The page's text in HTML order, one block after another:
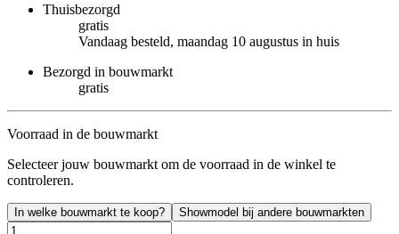
Thuisbezorgd
gratis
Vandaag besteld, maandag 10 augustus in huis
Bezorgd in bouwmarkt
gratis
Voorraad in de bouwmarkt
Selecteer jouw bouwmarkt om de voorraad in de winkel te
controleren.
In welke bouwmarkt te koop? Showmodel bij andere bouwmarkten